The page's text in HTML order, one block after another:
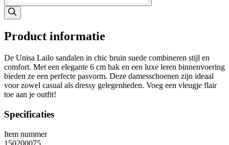
Product informatie
De Unisa Lailo sandalen in chic bruin suede combineren stijl en
comfort. Met een elegante 6 cm hak en een luxe leren binnenvoering
bieden ze een perfecte pasvorm. Deze damesschoenen zijn ideaal
voor zowel casual als dressy gelegenheden. Voeg een vleugje flair
toe aan je outfit!
Specificaties
Item nummer
150200075